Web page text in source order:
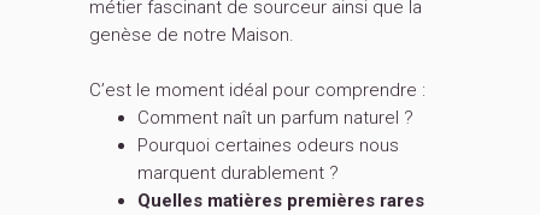
métier fascinant de sourceur ainsi que la
genèse de notre Maison.
C’est le moment idéal pour comprendre :
Comment naît un parfum naturel ?
Pourquoi certaines odeurs nous
marquent durablement ?
Quelles matières premières rares